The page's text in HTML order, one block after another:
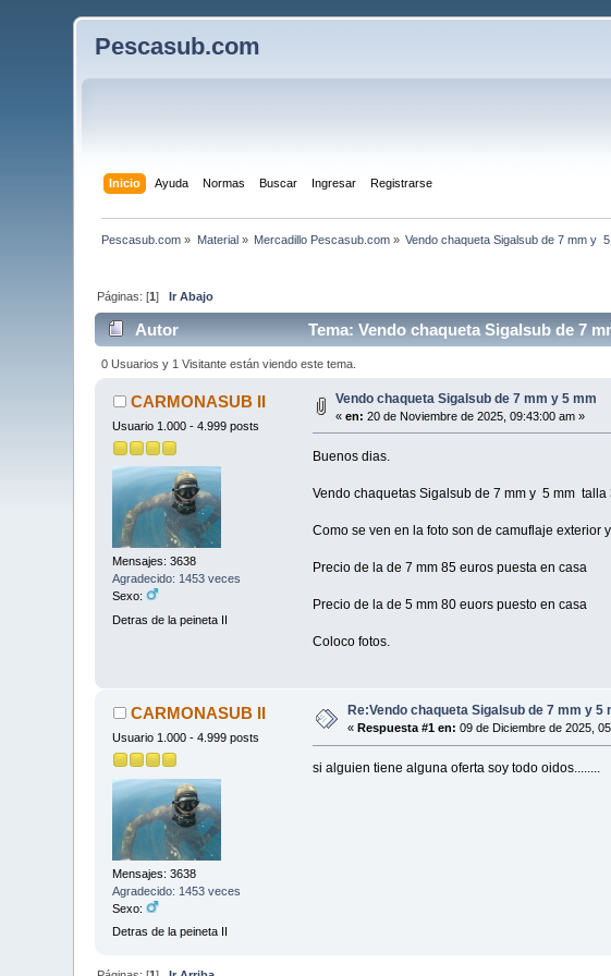
Pescasub.com
Inicio Ayuda Normas Buscar Ingresar Registrarse
Pescasub.com » Material» Mercadillo Pescasub.com » Vendo chaqueta Sigalsub de 7 mm y
Páginas: [1]Ir Abajo
Autor Tema: Vendo chaqueta Sigalsub de 7
0 Usuarios y 1 Visitante están viendo este tema.
CARMONASUB II
Usuario 1.000 - 4.999 posts
Mensajes: 3638
Agradecido: 1453 veces
Sexo:
Detras de la peineta II
Vendo chaqueta Sigalsub de 7 mm y 5 mm
«en: 20 de Noviembre de 2025, 09:43:00 am »
Buenos dias.
Vendo chaquetas Sigalsub de 7 mm y 5 mm talla
Como se ven en la foto son de camuflaje exterior
Precio de la de 7 mm 85 euros puesta en casa
Precio de la de 5 mm 80 euors puesto en casa
Coloco fotos.
CARMONASUB II
Usuario 1.000 - 4.999 posts
Mensajes: 3638
Agradecido: 1453 veces
Sexo:
Detras de la peineta II
Re:Vendo chaqueta Sigalsub de 7 mm y 5
«Respuesta #1 en: 09 de Diciembre de 2025,
si alguien tiene alguna oferta soy todo oidos........